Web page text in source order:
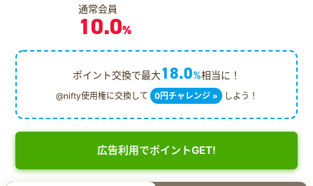
通常会員
10.0%
ポイント交換で最大18.0%相当に！
@nifty使用権に交換して 0円チャレンジ » しよう！
広告利用でポイントGET!